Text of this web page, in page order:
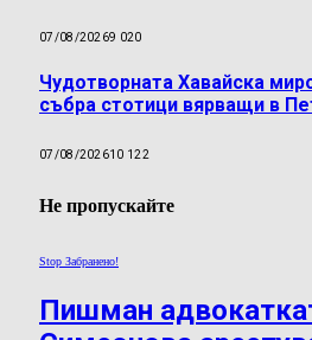
07/08/20269 020
Чудотворната Хавайска
събра стотици вярващи в
07/08/202610 122
Не пропускайте
Stop Забранено!
Пишман